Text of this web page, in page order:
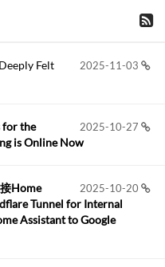
2026-06-18
2026-05-15
超...
2025-11-03
Felt
2025-10-27
for the
is Online Now
2025-10-20
Home
Tunnel for Internal
Assistant to Google